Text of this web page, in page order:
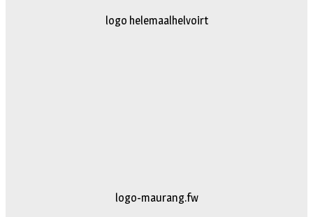
logo truckertruck 2023.fw
johan